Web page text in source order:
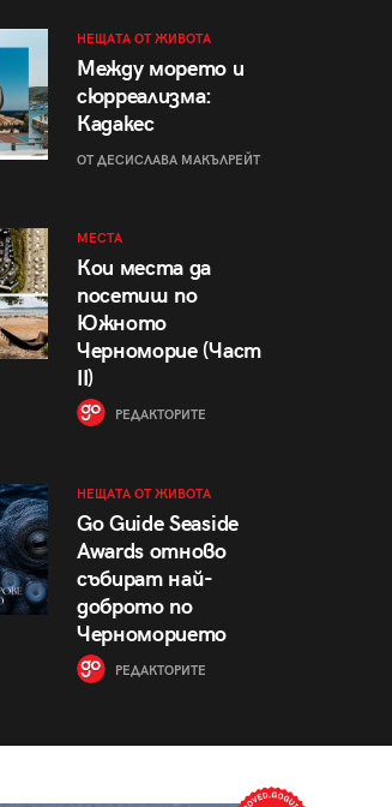
НЕЩАТА ОТ ЖИВОТА
Между морето и
сюрреализма:
Кадакес
ОТ ДЕСИСЛАВА МАКЪЛРЕЙТ
МЕСТА
Кои места да
посетиш по
Южното
Черноморие (Част
II)
РЕДАКТОРИТЕ
НЕЩАТА ОТ ЖИВОТА
Go Guide Seaside
Awards отново
събират най-
доброто по
Черноморието
РЕДАКТОРИТЕ